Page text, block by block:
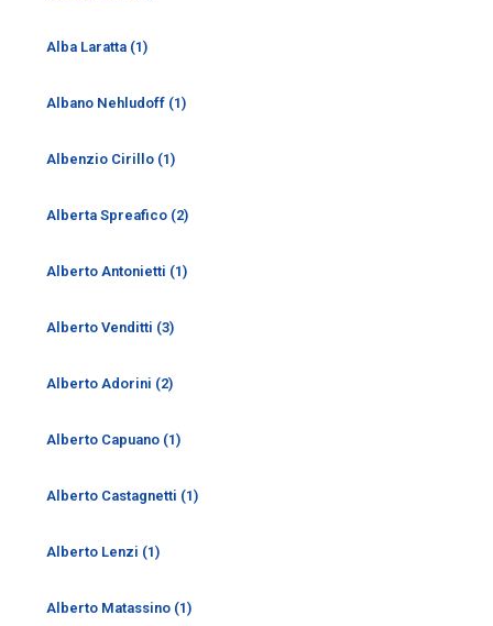
Alba Laratta (1)
Albano Nehludoff (1)
Albenzio Cirillo (1)
Alberta Spreafico (2)
Alberto Antonietti (1)
Alberto Venditti (3)
Alberto Adorini (2)
Alberto Capuano (1)
Alberto Castagnetti (1)
Alberto Lenzi (1)
Alberto Matassino (1)